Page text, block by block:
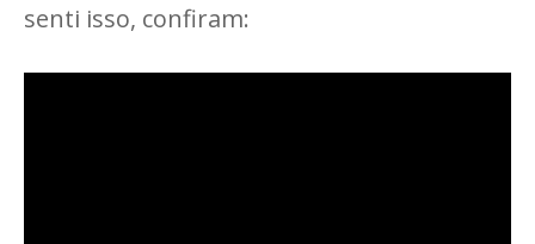
senti isso, confiram: